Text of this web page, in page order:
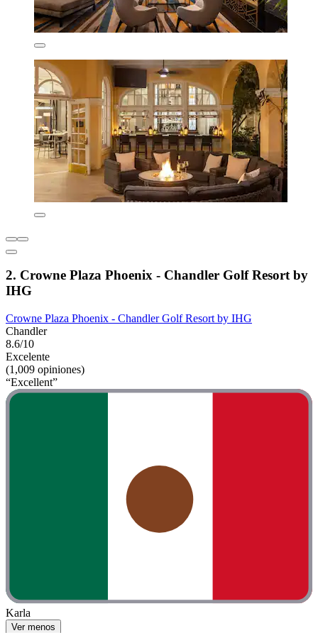
2. Crowne Plaza Phoenix - Chandler Golf Resort by
IHG
Crowne Plaza Phoenix - Chandler Golf Resort by IHG
Chandler
8.6/10
Excelente
(1,009 opiniones)
“Excellent”
Karla
Ver menos